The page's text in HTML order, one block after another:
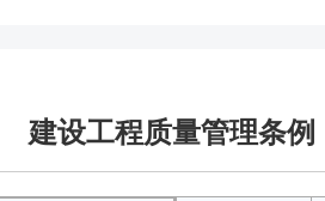
建设工程质量管理条例